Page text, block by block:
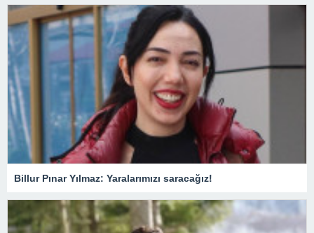
Billur Pınar Yılmaz: Yaralarımızı saracağız!